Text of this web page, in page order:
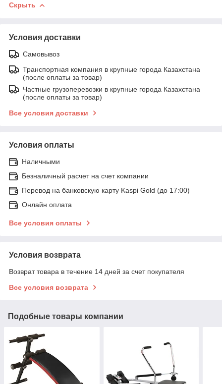
Скрыть
Условия доставки
Самовывоз
Транспортная компания в крупные города Казахстана
(после оплаты за товар)
Частные грузоперевозки в крупные города Казахстана
(после оплаты за товар)
Все условия доставки
Условия оплаты
Наличными
Безналичный расчет на счет компании
Перевод на банковскую карту Kaspi Gold (до 17:00)
Онлайн оплата
Все условия оплаты
Условия возврата
Возврат товара в течение 14 дней за счет покупателя
Все условия возврата
Подобные товары компании